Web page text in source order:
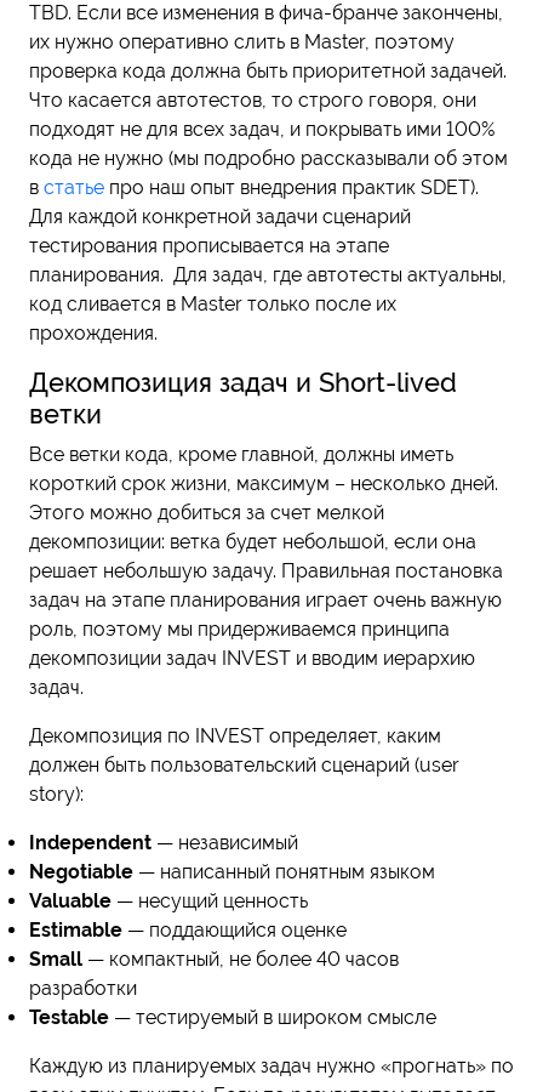
TBD. Если все изменения в фича-бранче закончены,
их нужно оперативно слить в Master, поэтому
проверка кода должна быть приоритетной задачей.
Что касается автотестов, то строго говоря, они
подходят не для всех задач, и покрывать ими 100%
кода не нужно (мы подробно рассказывали об этом
в статье про наш опыт внедрения практик SDET).
Для каждой конкретной задачи сценарий
тестирования прописывается на этапе
планирования. Для задач, где автотесты актуальны,
код сливается в Master только после их
прохождения.
Декомпозиция задач и Short-lived
ветки
Все ветки кода, кроме главной, должны иметь
короткий срок жизни, максимум – несколько дней.
Этого можно добиться за счет мелкой
декомпозиции: ветка будет небольшой, если она
решает небольшую задачу. Правильная постановка
задач на этапе планирования играет очень важную
роль, поэтому мы придерживаемся принципа
декомпозиции задач INVEST и вводим иерархию
задач.
Декомпозиция по INVEST определяет, каким
должен быть пользовательский сценарий (user
story):
Independent — независимый
Negotiable — написанный понятным языком
Valuable — несущий ценность
Estimable — поддающийся оценке
Small — компактный, не более 40 часов
разработки
Testable — тестируемый в широком смысле
Каждую из планируемых задач нужно «прогнать» по